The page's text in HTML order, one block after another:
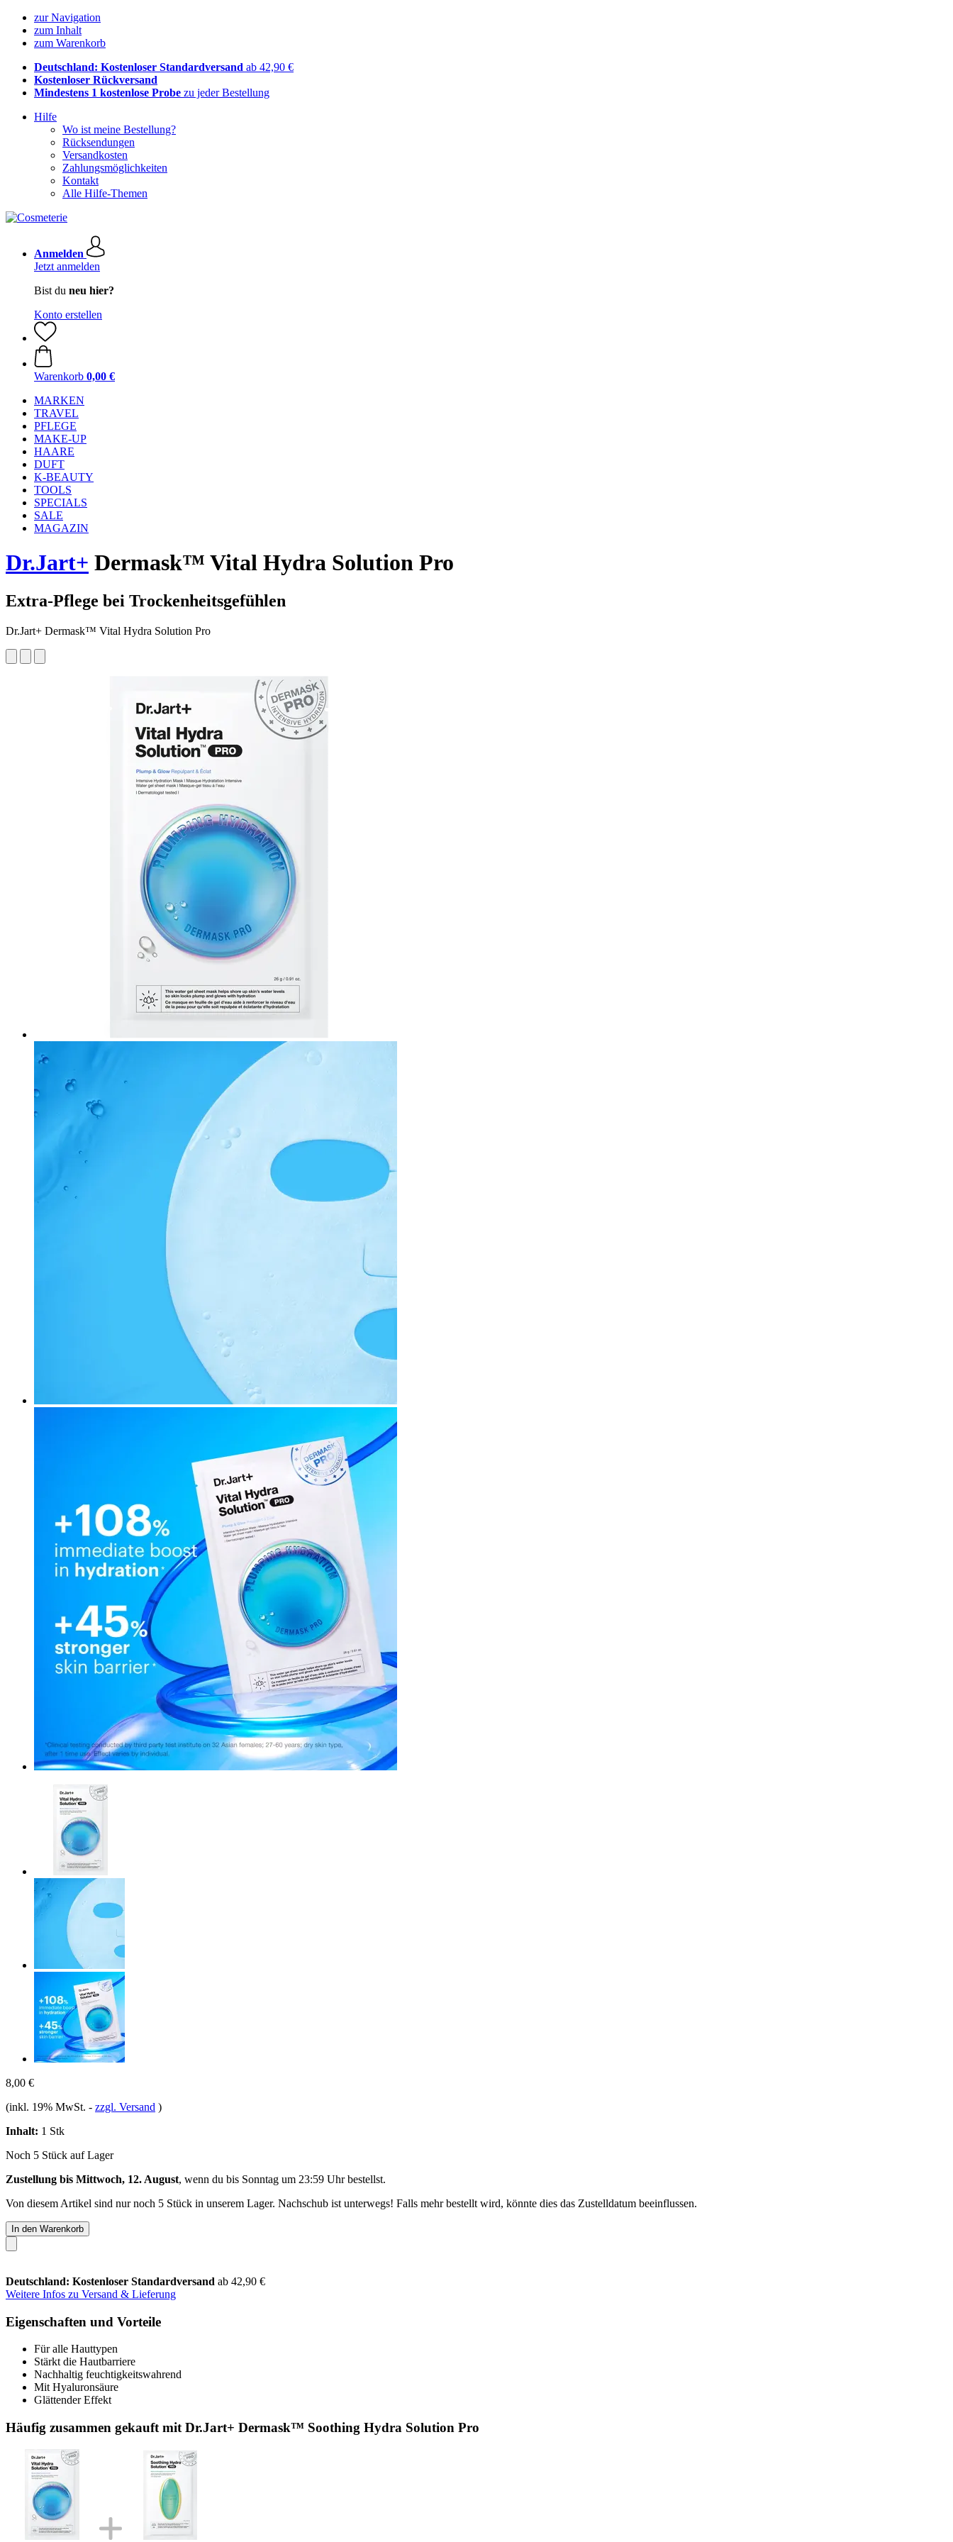
zur Navigation
zum Inhalt
zum Warenkorb
Deutschland: Kostenloser Standardversand ab 42,90 €
Kostenloser Rückversand
Mindestens 1 kostenlose Probe zu jeder Bestellung
Hilfe
Wo ist meine Bestellung?
Rücksendungen
Versandkosten
Zahlungsmöglichkeiten
Kontakt
Alle Hilfe-Themen
Anmelden
Jetzt anmelden
Bist du neu hier?
Konto erstellen
Warenkorb 0,00 €
MARKEN
TRAVEL
PFLEGE
MAKE-UP
HAARE
DUFT
K-BEAUTY
TOOLS
SPECIALS
SALE
MAGAZIN
Dr.Jart+ Dermask™ Vital Hydra Solution Pro
Extra-Pflege bei Trockenheitsgefühlen
Dr.Jart+ Dermask™ Vital Hydra Solution Pro
8,00 €
(inkl. 19% MwSt. - zzgl. Versand )
Inhalt: 1 Stk
Noch 5 Stück auf Lager
Zustellung bis Mittwoch, 12. August, wenn du bis Sonntag um 23:59 Uhrbestellst.
Von diesem Artikel sind nur noch 5 Stück in unserem Lager. Nachschub ist unterwegs! Falls mehr bestellt wird, könnte dies das Zustelldatum beeinflussen.
In den Warenkorb
Deutschland: Kostenloser Standardversand ab 42,90 €
Weitere Infos zu Versand & Lieferung
Eigenschaften und Vorteile
Für alle Hauttypen
Stärkt die Hautbarriere
Nachhaltig feuchtigkeitswahrend
Mit Hyaluronsäure
Glättender Effekt
Häufig zusammen gekauft mit Dr.Jart+ Dermask™ Soothing Hydra Solution Pro